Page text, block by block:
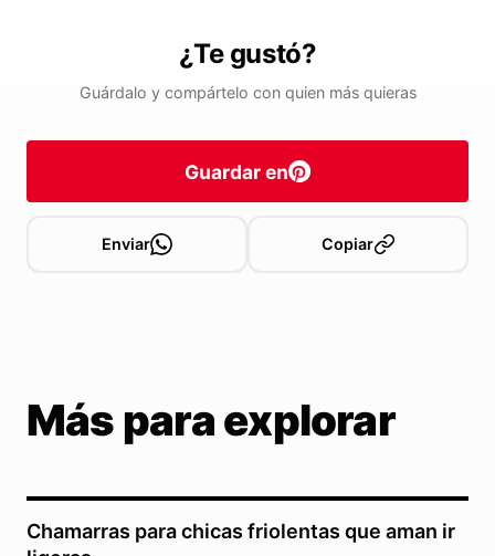
¿Te gustó?
Guárdalo y compártelo con quien más quieras
Guardar en
Enviar Copiar
Más para explorar
Chamarras para chicas friolentas que aman ir